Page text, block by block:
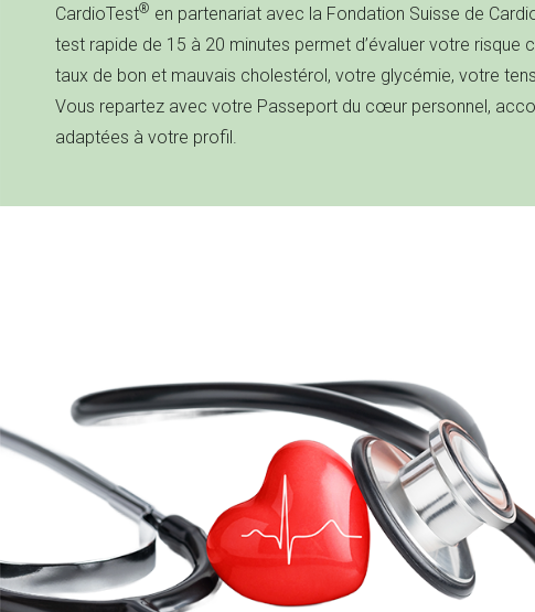
CardioTest® en partenariat avec la Fondation Suisse de
test rapide de 15 à 20 minutes permet d’évaluer votre risque
taux de bon et mauvais cholestérol, votre glycémie, votre
Vous repartez avec votre Passeport du cœur personnel,
adaptées à votre profil.